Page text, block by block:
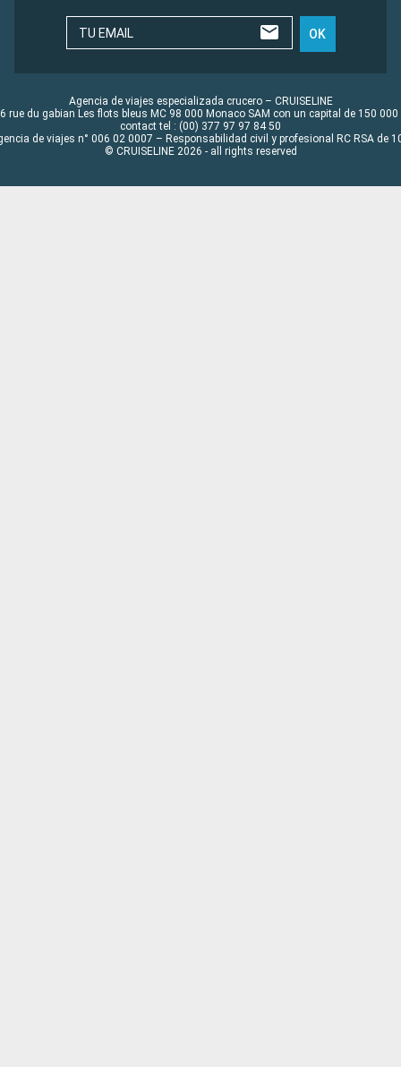
TU EMAIL OK
Agencia de viajes especializada crucero – CRUISELINE
rue du gabian Les flots bleus MC 98 000 Monaco SAM con un capital de 150 000
contact tel : (00) 377 97 97 84 50
de viajes n° 006 02 0007 – Responsabilidad civil y profesional RC RSA de
© CRUISELINE 2026 - all rights reserved